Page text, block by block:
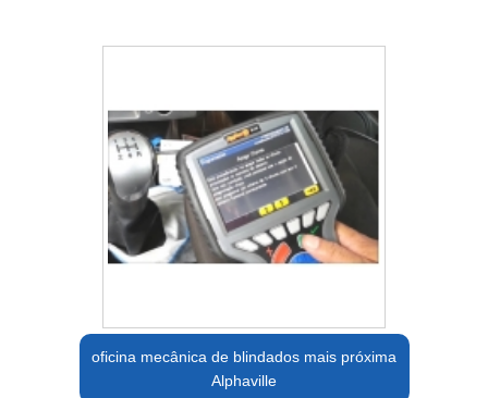
oficina mecânica de blindados mais próxima
Alphaville